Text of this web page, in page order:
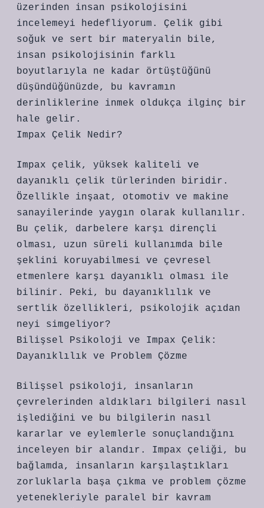
üzerinden insan psikolojisini
incelemeyi hedefliyorum. Çelik gibi
soğuk ve sert bir materyalin bile,
insan psikolojisinin farklı
boyutlarıyla ne kadar örtüştüğünü
düşündüğünüzde, bu kavramın
derinliklerine inmek oldukça ilginç bir
hale gelir.
Impax Çelik Nedir?
Impax çelik, yüksek kaliteli ve
dayanıklı çelik türlerinden biridir.
Özellikle inşaat, otomotiv ve makine
sanayilerinde yaygın olarak kullanılır.
Bu çelik, darbelere karşı dirençli
olması, uzun süreli kullanımda bile
şeklini koruyabilmesi ve çevresel
etmenlere karşı dayanıklı olması ile
bilinir. Peki, bu dayanıklılık ve
sertlik özellikleri, psikolojik açıdan
neyi simgeliyor?
Bilişsel Psikoloji ve Impax Çelik:
Dayanıklılık ve Problem Çözme
Bilişsel psikoloji, insanların
çevrelerinden aldıkları bilgileri nasıl
işlediğini ve bu bilgilerin nasıl
kararlar ve eylemlerle sonuçlandığını
inceleyen bir alandır. Impax çeliği, bu
bağlamda, insanların karşılaştıkları
zorluklarla başa çıkma ve problem çözme
yetenekleriyle paralel bir kavram